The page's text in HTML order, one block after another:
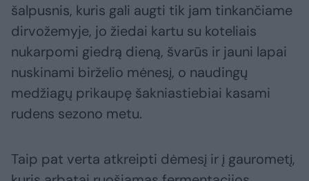
šalpusnis, kuris gali augti tik jam tinkančiame
dirvožemyje, jo žiedai kartu su koteliais
nukarpomi giedrą dieną, švarūs ir jauni lapai
nuskinami birželio mėnesį, o naudingų
medžiagų prikaupę šakniastiebiai kasami
rudens sezono metu.
Taip pat verta atkreipti dėmesį ir į gaurometį,